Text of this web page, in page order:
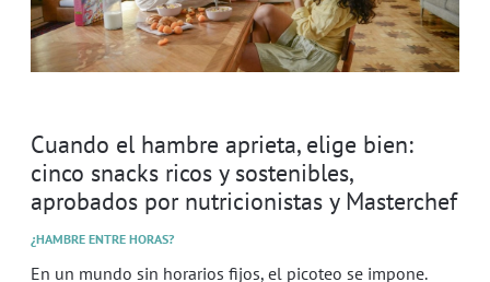
Cuando el hambre aprieta, elige bien:
cinco snacks ricos y sostenibles,
aprobados por nutricionistas y Masterchef
¿HAMBRE ENTRE HORAS?
En un mundo sin horarios fijos, el picoteo se impone.